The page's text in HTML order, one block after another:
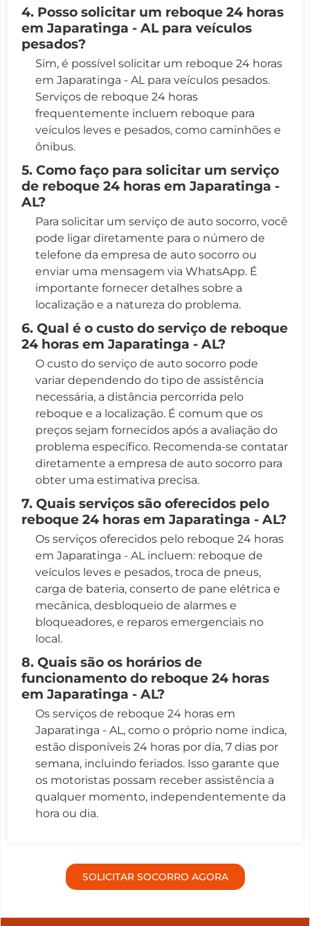
4. Posso solicitar um reboque 24 horas
em Japaratinga - AL para veículos
pesados?
Sim, é possível solicitar um reboque 24 horas
em Japaratinga - AL para veículos pesados.
Serviços de reboque 24 horas
frequentemente incluem reboque para
veículos leves e pesados, como caminhões e
ônibus.
5. Como faço para solicitar um serviço
de reboque 24 horas em Japaratinga -
AL?
Para solicitar um serviço de auto socorro, você
pode ligar diretamente para o número de
telefone da empresa de auto socorro ou
enviar uma mensagem via WhatsApp. É
importante fornecer detalhes sobre a
localização e a natureza do problema.
6. Qual é o custo do serviço de reboque
24 horas em Japaratinga - AL?
O custo do serviço de auto socorro pode
variar dependendo do tipo de assistência
necessária, a distância percorrida pelo
reboque e a localização. É comum que os
preços sejam fornecidos após a avaliação do
problema específico. Recomenda-se contatar
diretamente a empresa de auto socorro para
obter uma estimativa precisa.
7. Quais serviços são oferecidos pelo
reboque 24 horas em Japaratinga - AL?
Os serviços oferecidos pelo reboque 24 horas
em Japaratinga - AL incluem: reboque de
veículos leves e pesados, troca de pneus,
carga de bateria, conserto de pane elétrica e
mecânica, desbloqueio de alarmes e
bloqueadores, e reparos emergenciais no
local.
8. Quais são os horários de
funcionamento do reboque 24 horas
em Japaratinga - AL?
Os serviços de reboque 24 horas em
Japaratinga - AL, como o próprio nome indica,
estão disponíveis 24 horas por dia, 7 dias por
semana, incluindo feriados. Isso garante que
os motoristas possam receber assistência a
qualquer momento, independentemente da
hora ou dia.
SOLICITAR SOCORRO AGORA